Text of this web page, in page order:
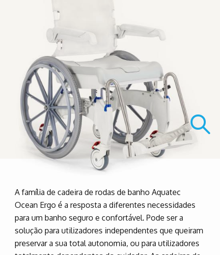
A família de cadeira de rodas de banho Aquatec
Ocean Ergo é a resposta a diferentes necessidades
para um banho seguro e confortável. Pode ser a
solução para utilizadores independentes que queiram
preservar a sua total autonomia, ou para utilizadores